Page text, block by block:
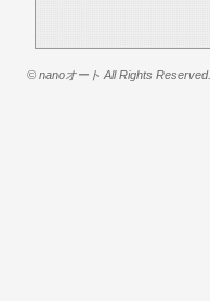
© nanoオート All Rights Reserved.